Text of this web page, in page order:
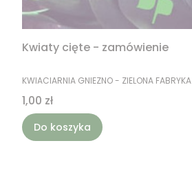
Kwiaty cięte - zamówienie
PRODUCENT
KWIACIARNIA GNIEZNO - ZIELONA FABRYKA
Cena
1,00 zł
Do koszyka